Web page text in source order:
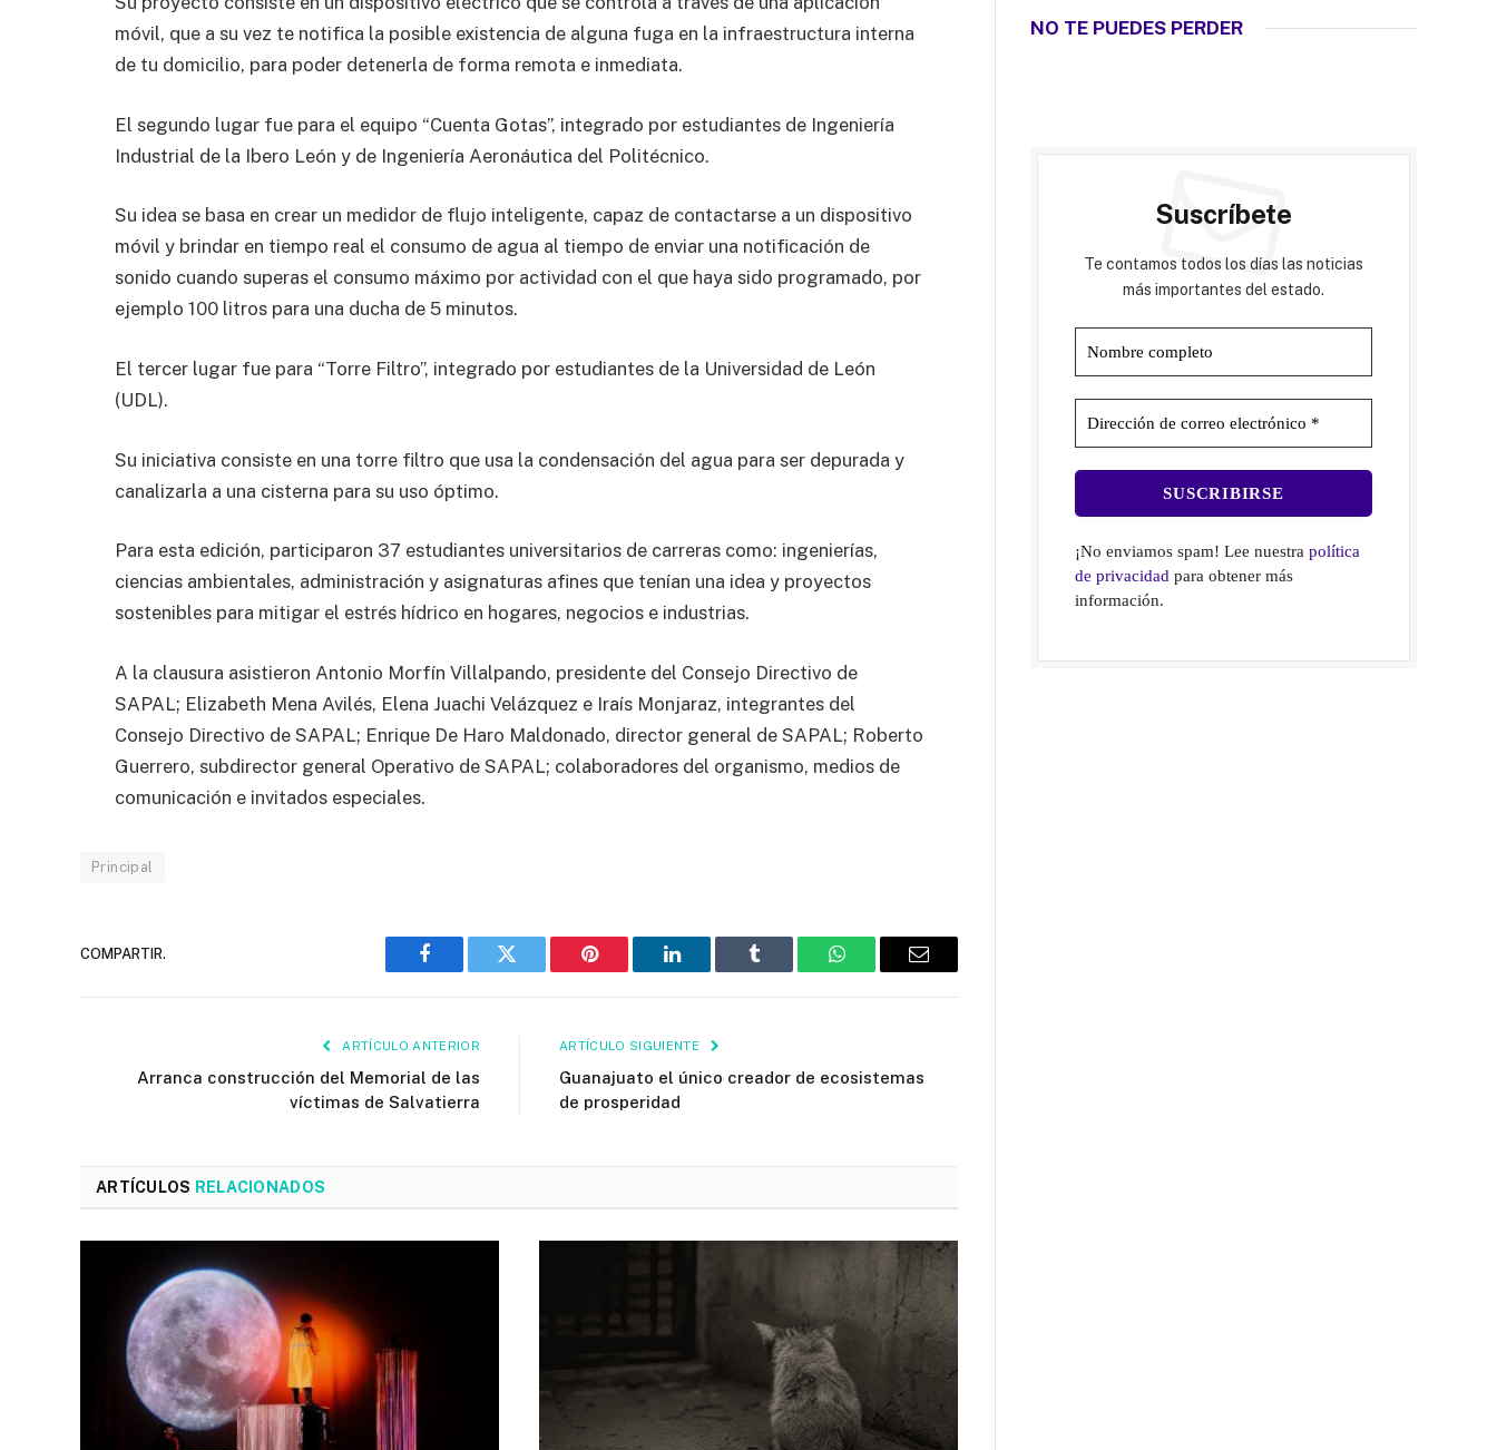
móvil, que a su vez te notifica la posible existencia de alguna fuga en la infraestructura interna
de tu domicilio, para poder detenerla de forma remota e inmediata.
El segundo lugar fue para el equipo “Cuenta Gotas”, integrado por estudiantes de Ingeniería
Industrial de la Ibero León y de Ingeniería Aeronáutica del Politécnico.
Su idea se basa en crear un medidor de flujo inteligente, capaz de contactarse a un dispositivo
móvil y brindar en tiempo real el consumo de agua al tiempo de enviar una notificación de
sonido cuando superas el consumo máximo por actividad con el que haya sido programado, por
ejemplo 100 litros para una ducha de 5 minutos.
El tercer lugar fue para “Torre Filtro”, integrado por estudiantes de la Universidad de León
(UDL).
Su iniciativa consiste en una torre filtro que usa la condensación del agua para ser depurada y
canalizarla a una cisterna para su uso óptimo.
Para esta edición, participaron 37 estudiantes universitarios de carreras como: ingenierías,
ciencias ambientales, administración y asignaturas afines que tenían una idea y proyectos
sostenibles para mitigar el estrés hídrico en hogares, negocios e industrias.
A la clausura asistieron Antonio Morfín Villalpando, presidente del Consejo Directivo de
SAPAL; Elizabeth Mena Avilés, Elena Juachi Velázquez e Iraís Monjaraz, integrantes del
Consejo Directivo de SAPAL; Enrique De Haro Maldonado, director general de SAPAL; Roberto
Guerrero, subdirector general Operativo de SAPAL; colaboradores del organismo, medios de
comunicación e invitados especiales.
Principal
COMPARTIR.
Facebook Twitter Pinterest LinkedIn Tumblr WhatsAppEmail
ARTÍCULO ANTERIOR
Arranca construcción del Memorial de las
víctimas de Salvatierra
ARTÍCULO SIGUIENTE
Guanajuato el único creador de ecosistemas
de prosperidad
ARTÍCULOS RELACIONADOS
NO TE PUEDES PERDER
Suscríbete
Te contamos todos los días las noticias
más importantes del estado.
¡No enviamos spam! Lee nuestrapolítica
de privacidad para obtener más
información.